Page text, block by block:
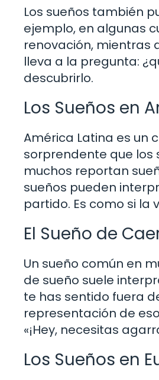
Los sueños también
ejemplo, en algunas
renovación, mientras
lleva a la pregunta:
descubrirlo.
Los Sueños en
América Latina es un
sorprendente que los
muchos reportan
sueños pueden
partido. Es como si la
El Sueño de
Un sueño común en
de sueño suele
te has sentido fuera
representación de
«¡Hey, necesitas
Los Sueños en